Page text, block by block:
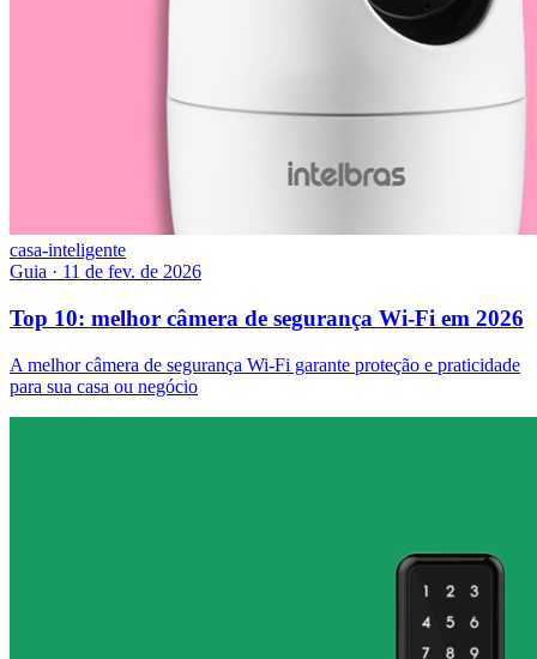
casa-inteligente
Guia · 11 de fev. de 2026
Top 10: melhor câmera de segurança Wi-Fi em 2026
A melhor câmera de segurança Wi-Fi garante proteção e praticidade
para sua casa ou negócio